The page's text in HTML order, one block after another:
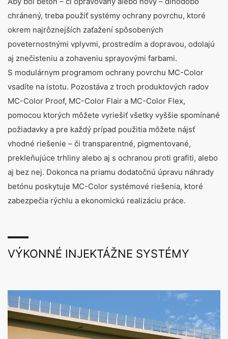
chránený, treba použiť systémy ochrany povrchu, ktoré
okrem najrôznejších zaťažení spôsobených
poveternostnými vplyvmi, prostredím a dopravou, odolajú
aj znečisteniu a zohaveniu sprayovými farbami.
S modulárnym programom ochrany povrchu MC-Color
vsadíte na istotu. Pozostáva z troch produktových radov
MC-Color Proof, MC-Color Flair a MC-Color Flex,
pomocou ktorých môžete vyriešiť všetky vyššie spomínané
požiadavky a pre každý prípad použitia môžete nájsť
vhodné riešenie – či transparentné, pigmentované,
prekleňujúce trhliny alebo aj s ochranou proti grafiti, alebo
aj bez nej. Dokonca na priamu dodatočnú úpravu náhrady
betónu poskytuje MC-Color systémové riešenia, ktoré
zabezpečia rýchlu a ekonomickú realizáciu práce.
VÝKONNÉ INJEKTÁŽNE SYSTÉMY